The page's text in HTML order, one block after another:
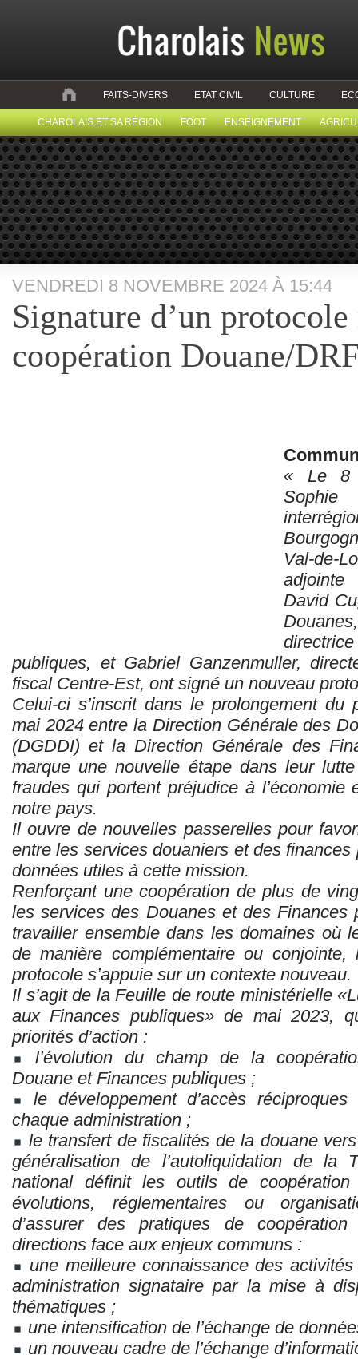
FAITS-DIVERS ETAT CIVIL CULTURE
CHAROLAIS ET SA RÉGION FOOT ENSEIGNEMENT
VENDREDI 8 NOVEMBRE 2024 À 15:44
Signature d’un
coopération Douane/
« Le 8
Val-de-
adjointe
David
publiques, et Gabriel Ganzenmuller,
fiscal Centre-Est, ont signé un nouveau
Celui-ci s’inscrit dans le prolongement
mai 2024 entre la Direction Générale des
(DGDDI) et la Direction Générale des
marque une nouvelle étape dans leur
fraudes qui portent préjudice à
notre pays.
Il ouvre de nouvelles passerelles pour
entre les services douaniers et des
données utiles à cette mission.
Renforçant une coopération de plus de
les services des Douanes et des Finances
travailler ensemble dans les domaines où
de manière complémentaire ou
protocole s’appuie sur un contexte nouveau.
Il s’agit de la Feuille de route ministérielle
aux Finances publiques» de mai 2023,
priorités d’action :
l’évolution du champ de la
Douane et Finances publiques ;
le développement d’accès
chaque administration ;
le transfert de fiscalités de la douane
généralisation de l’autoliquidation de la
national définit les outils de
évolutions, réglementaires ou
d’assurer des pratiques de
directions face aux enjeux communs :
une meilleure connaissance des
administration signataire par la mise à
thématiques ;
une intensification de l’échange de
un nouveau cadre de l’échange